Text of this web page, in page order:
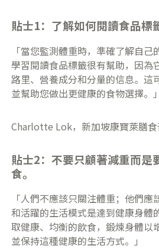
貼士1：了解如何閱讀食品標
「當您監測體重時，準確了解自己
學習閱讀食品標籤很有幫助，因為
路里、營養成分和分量的信息。這
並幫助您做出更健康的食物選擇。」
Charlotte Lok，新加坡康寶萊膳食
貼士2：不要只顧著減重而是
食。
「人們不應該只關注體重；他們
和活躍的生活模式是達到健康身體
取健康、均衡的飲食，鍛煉身體以
並保持這種健康的生活方式。」